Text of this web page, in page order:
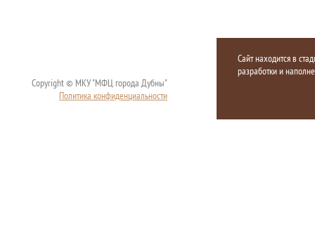
Copyright © МКУ "МФЦ города Дубны"
Политика конфиденциальности
Сайт находится в
разработки и